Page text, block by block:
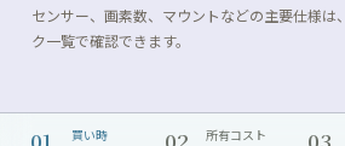
センサー、画素数、マウントなどの主要仕様は
ク一覧で確認できます。
買い時 所有コスト